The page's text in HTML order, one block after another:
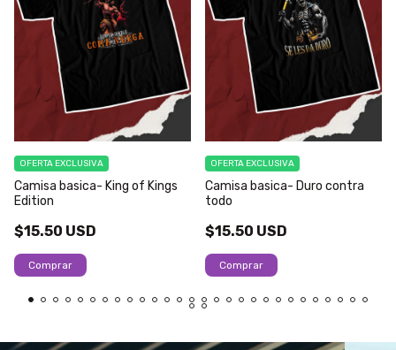
Camisa basica- King of Kings
Edition
$15.50 USD
OFERTA EXCLUSIVA
Comprar
Camisa basica- Duro contra
todo
$15.50 USD
OFERTA EXCLUSIVA
Comprar